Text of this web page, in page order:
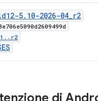
5. 10-2026-04_r2
. . r2
di